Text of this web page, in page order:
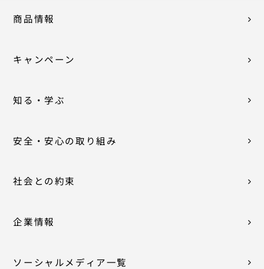
商品情報
キャンペーン
知る・学ぶ
安全・安心の取り組み
社会との約束
企業情報
ソーシャルメディア一覧